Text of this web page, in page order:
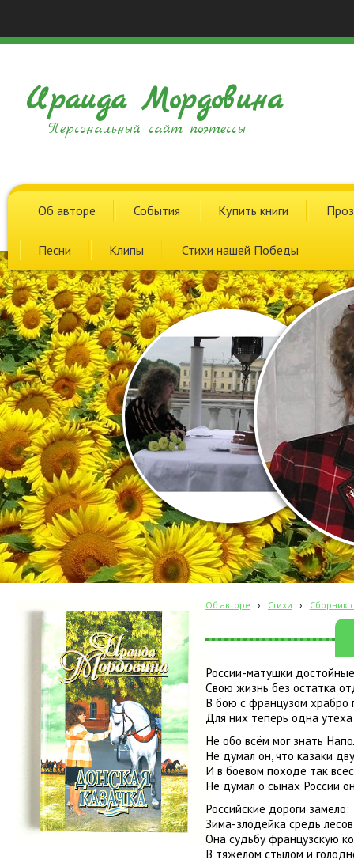
Ираида Мордовина
Персональный сайт поэтессы
Об авторе События Купить книги
Песни Клипы Стихи нашей Победы
Об авторе › Стихи › Сборник
России-матушки
Свою жизнь без остатка
В бою с французом храбро
Для них теперь одна
Не обо всём мог знать
Не думал он, что казаки
И в боевом походе так
Не думал о сынах России
Российские дороги замело:
Зима-злодейка средь
Она судьбу французскую
В тяжёлом стылом и